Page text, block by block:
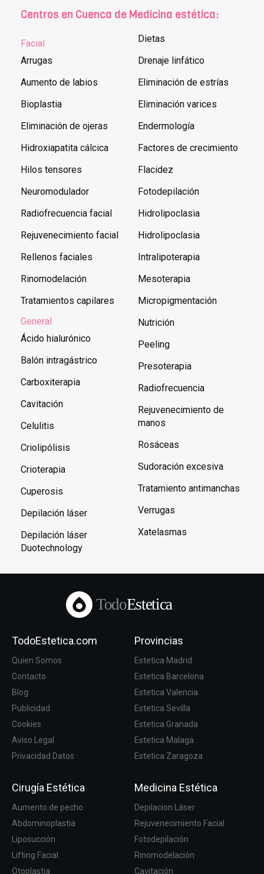
Centros en Cuenca de Medicina estética:
Facial
Arrugas
Aumento de labios
Bioplastia
Eliminación de ojeras
Hidroxiapatita cálcica
Hilos tensores
Neuromodulador
Radiofrecuencia facial
Rejuvenecimiento facial
Rellenos faciales
Rinomodelación
Tratamientos capilares
General
Ácido hialurónico
Balón intragástrico
Carboxiterapia
Cavitación
Celulitis
Criolipólisis
Crioterapia
Cuperosis
Depilación láser
Depilación láser
Duotechnology
Dietas
Drenaje linfático
Eliminación de estrías
Eliminación varices
Endermología
Factores de crecimiento
Flacidez
Fotodepilación
Hidrolipoclasia
Hidrolipoclasia
Intralipoterapia
Mesoterapia
Micropigmentación
Nutrición
Peeling
Presoterapia
Radiofrecuencia
Rejuvenecimiento de
manos
Rosáceas
Sudoración excesiva
Tratamiento antimanchas
Verrugas
Xatelasmas
TodoEstetica
TodoEstetica.com
Quien Somos
Contacto
Blog
Publicidad
Cookies
Aviso Legal
Privacidad Datos
Provincias
Estetica Madrid
Estetica Barcelona
Estetica Valencia
Estetica Sevilla
Estetica Granada
Estetica Malaga
Estetica Zaragoza
Cirugía Estética
Aumento de pecho
Abdominoplastia
Liposucción
Lifting Facial
Otoplastia
Medicina Estética
Depilacion Láser
Rejuvenecimiento Facial
Fotodepilación
Rinomodelación
Cavitación